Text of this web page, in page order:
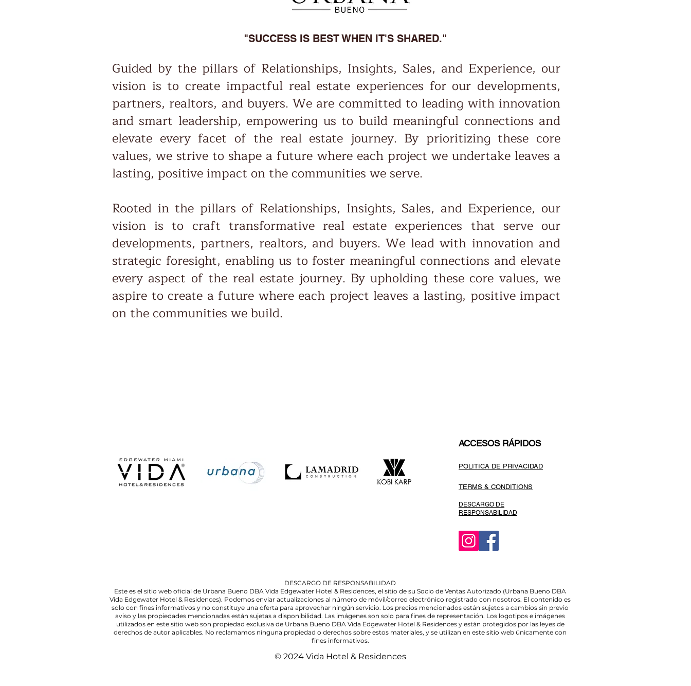
"SUCCESS IS BEST WHEN IT'S SHARED."
Guided by the pillars of Relationships, Insights, Sales, and Experience, our
vision is to create impactful real estate experiences for our developments,
partners, realtors, and buyers. We are committed to leading with innovation
and smart leadership, empowering us to build meaningful connections and
elevate every facet of the real estate journey. By prioritizing these core
values, we strive to shape a future where each project we undertake leaves a
lasting, positive impact on the communities we serve.
Rooted in the pillars of Relationships, Insights, Sales, and Experience, our
vision is to craft transformative real estate experiences that serve our
developments, partners, realtors, and buyers. We lead with innovation and
strategic foresight, enabling us to foster meaningful connections and elevate
every aspect of the real estate journey. By upholding these core values, we
aspire to create a future where each project leaves a lasting, positive impact
on the communities we build.
ACCESOS RÁPIDOS
POLITICA DE PRIVACIDAD
TERMS & CONDITIONS
DESCARGO DE
RESPONSABILIDAD
DESCARGO DE RESPONSABILIDAD
Este es el sitio web oficial de Urbana Bueno DBA Vida Edgewater Hotel & Residences, el sitio de su Socio de Ventas Autorizado (Urbana Bueno DBA
Vida Edgewater Hotel & Residences). Podemos enviar actualizaciones al número de móvil/correo electrónico registrado con nosotros. El contenido es
solo con fines informativos y no constituye una oferta para aprovechar ningún servicio. Los precios mencionados están sujetos a cambios sin previo
aviso y las propiedades mencionadas están sujetas a disponibilidad. Las imágenes son solo para fines de representación. Los logotipos e imágenes
utilizados en este sitio web son propiedad exclusiva de Urbana Bueno DBA Vida Edgewater Hotel & Residences y están protegidos por las leyes de
derechos de autor aplicables. No reclamamos ninguna propiedad o derechos sobre estos materiales, y se utilizan en este sitio web únicamente con
fines informativos.
© 2024 Vida Hotel & Residences